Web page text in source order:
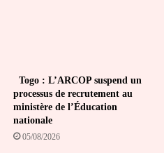
Togo : L’ARCOP suspend un
processus de recrutement au
ministère de l’Éducation
nationale
05/08/2026